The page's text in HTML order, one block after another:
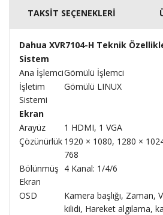
TAKSİT SEÇENEKLERİ
Dahua XVR7104-H Teknik
Sistem
Ana İşlemciGömülü İşlemci
İşletim
Sistemi
Gömülü LINUX
Ekran
Arayüz
1 HDMI, 1 VGA
Çözünürlük 1920 × 1080, 1280 ×
768
Bölünmüş
Ekran
4 Kanal: 1/4/6
OSD
Kamera başlığı, Zaman,
kilidi, Hareket algılama,